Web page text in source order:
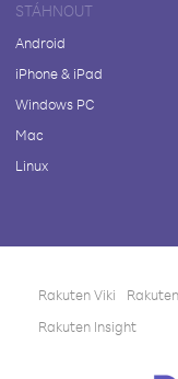
STÁHNOUT
Android
iPhone & iPad
Windows PC
Mac
Linux
Rakuten Viki
Rakuten Insight